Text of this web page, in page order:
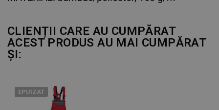
CLIENȚII CARE AU CUMPĂRAT
ACEST PRODUS AU MAI CUMPĂRAT
ȘI:
EPUIZAT